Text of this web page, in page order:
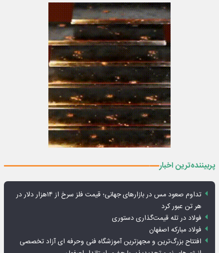
پربیننده‌ترین اخبار
تداوم صعود مس در بازارهای جهانی؛ قیمت فلز سرخ از ۱۴هزار دلار در
هر تن عبور کرد
فولاد در تله قیمت‌گذاری دستوری
فولاد مبارکه اصفهان
افتتاح بزرگ‌ترین و مجهزترین آموزشگاه فنی وحرفه ای آزاد تخصصی